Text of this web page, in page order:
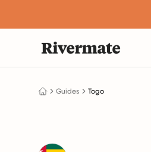
Guides Togo